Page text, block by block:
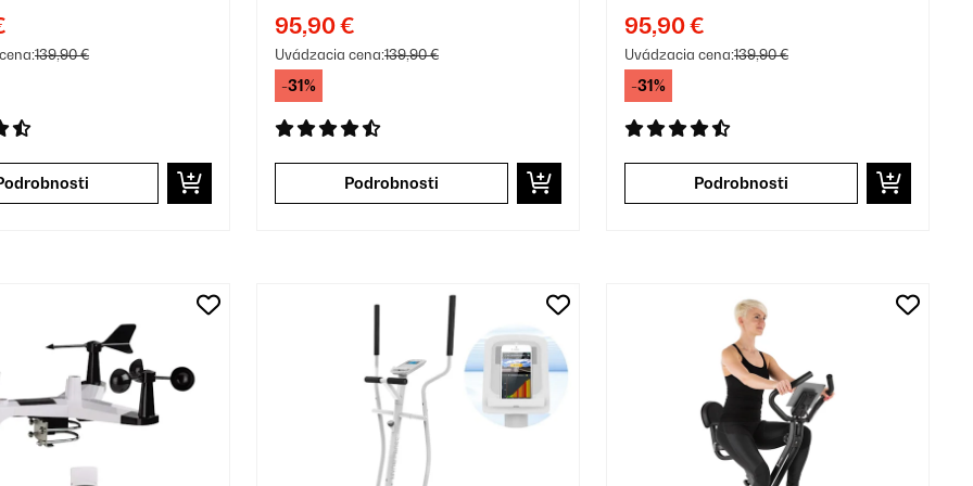
dvierkami
139,90 €
šípky s dvierkami
95,90 €
Uvádzacia cena:139,90 €
-31%
Podrobnosti
šípky s dvierkami
95,90 €
Uvádzacia cena:139,90 €
-31%
Podrobnosti